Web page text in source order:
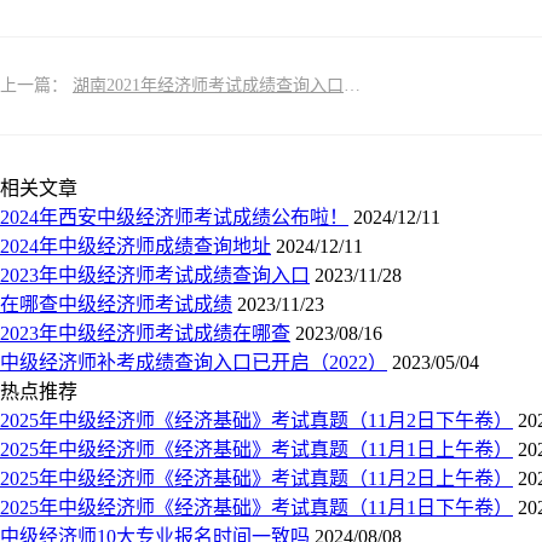
上一篇： 湖南2021年经济师考试成绩查询入口中国人事考试网
相关文章
2024年西安中级经济师考试成绩公布啦！
2024/12/11
2024年中级经济师成绩查询地址 2024/12/11
2023年中级经济师考试成绩查询入口 2023/11/28
在哪查中级经济师考试成绩 2023/11/23
2023年中级经济师考试成绩在哪查 2023/08/16
中级经济师补考成绩查询入口已开启（2022）
2023/05/04
热点推荐
2025年中级经济师《经济基础》考试真题（11月2日下午卷）
2025年中级经济师《经济基础》考试真题（11月1日上午卷）
2025年中级经济师《经济基础》考试真题（11月2日上午卷）
2025年中级经济师《经济基础》考试真题（11月1日下午卷）
中级经济师10大专业报名时间一致吗 2024/08/08